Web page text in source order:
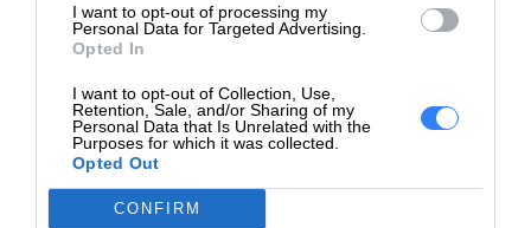
I want to opt-out of processing my
Personal Data for Targeted Advertising.
Opted In
I want to opt-out of Collection, Use,
Retention, Sale, and/or Sharing of my
Personal Data that Is Unrelated with the
Purposes for which it was collected.
Opted Out
CONFIRM
Znaczące momenty, żywe rezultaty.
Przedstawiaj swoje pomysły na biznes za pomocą
najwyższej jakości kolorowych wydruków – spraw, że Twoja